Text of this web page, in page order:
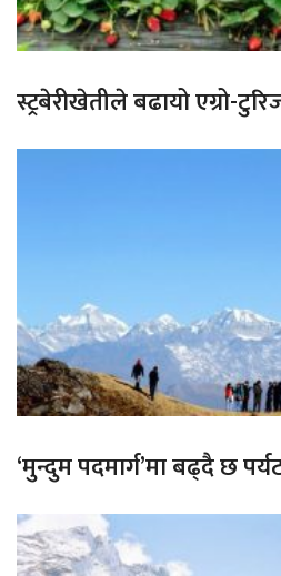
स्ट्रबेरीखेतीले बढायो एग्रो-
‘मुन्दुम पदमार्ग’मा बढ्दै छ